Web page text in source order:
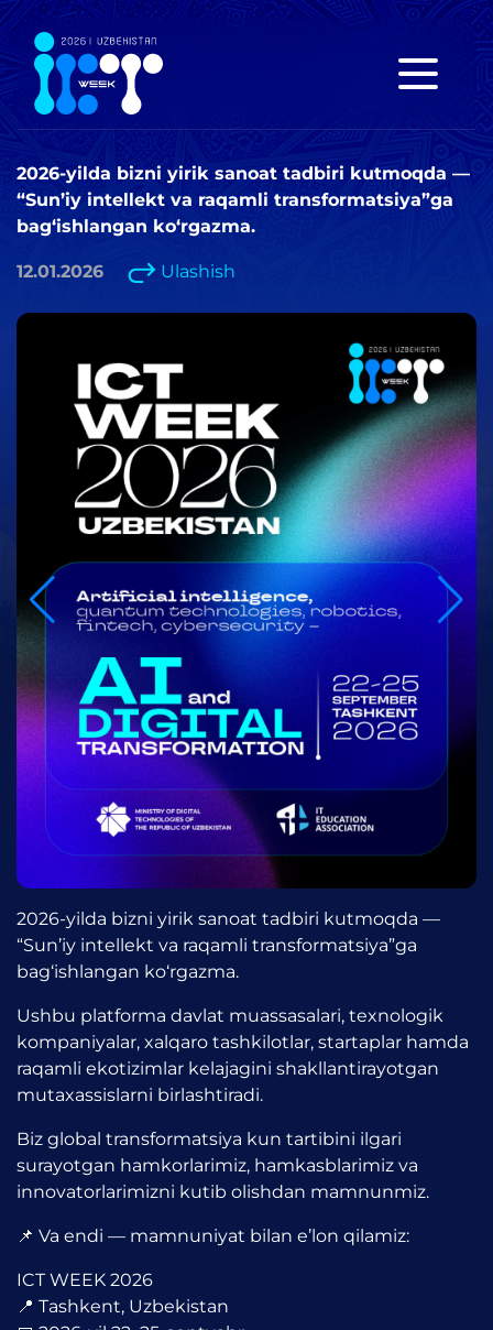
2026-yilda bizni yirik sanoat tadbiri kutmoqda —
“Sun’iy intellekt va raqamli transformatsiya”ga
bag‘ishlangan ko‘rgazma.
12.01.2026 Ulashish
2026-yilda bizni yirik sanoat tadbiri kutmoqda —
“Sun’iy intellekt va raqamli transformatsiya”ga
bag‘ishlangan ko‘rgazma.
Ushbu platforma davlat muassasalari, texnologik
kompaniyalar, xalqaro tashkilotlar, startaplar hamda
raqamli ekotizimlar kelajagini shakllantirayotgan
mutaxassislarni birlashtiradi.
Biz global transformatsiya kun tartibini ilgari
surayotgan hamkorlarimiz, hamkasblarimiz va
innovatorlarimizni kutib olishdan mamnunmiz.
📌 Va endi — mamnuniyat bilan e’lon qilamiz:
ICT WEEK 2026
📍 Tashkent, Uzbekistan